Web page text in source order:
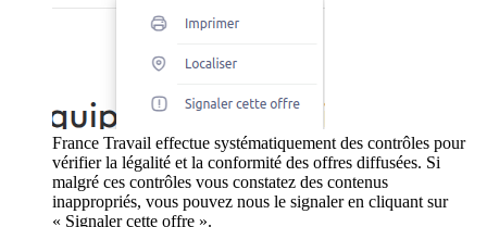
France Travail effectue systématiquement des contrôles pour
vérifier la légalité et la conformité des offres diffusées. Si
malgré ces contrôles vous constatez des contenus
inappropriés, vous pouvez nous le signaler en cliquant sur
« Signaler cette offre ».